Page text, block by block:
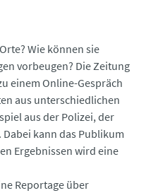
Wie können sie
vorbeugen? Die Zeitung
einem Online-Gespräch
aus unterschiedlichen
aus der Polizei, der
kann das Publikum
Ergebnissen wird eine
Reportage über